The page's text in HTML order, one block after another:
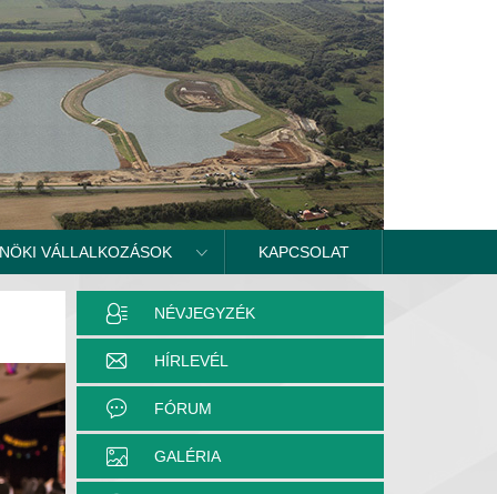
VÁLLALKOZÁSOK KAPCSOLAT
NÉVJEGYZÉK
HÍRLEVÉL
FÓRUM
GALÉRIA